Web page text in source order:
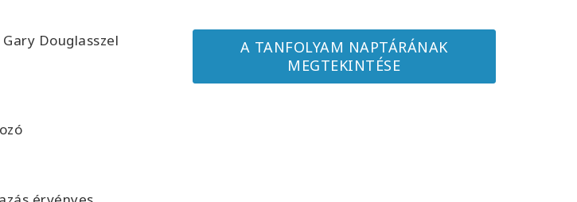
A TANFOLYAM NAPTÁRÁNAK
MEGTEKINTÉSE
Douglasszel